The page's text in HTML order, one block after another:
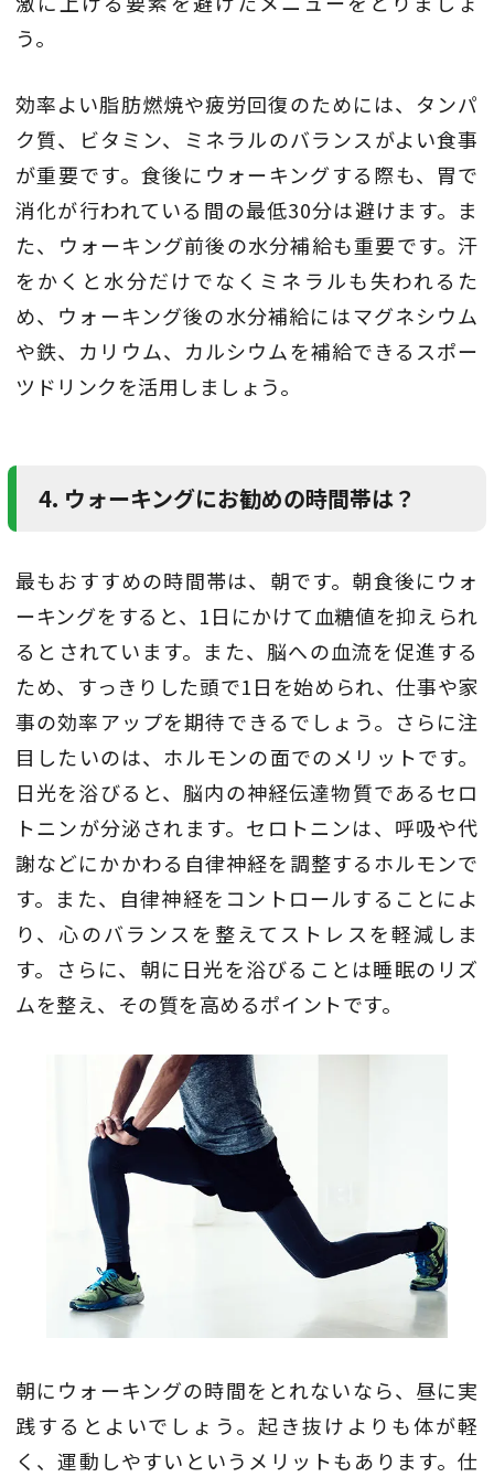
う。
効率よい脂肪燃焼や疲労回復のためには、タンパ
ク質、ビタミン、ミネラルのバランスがよい食事
が重要です。食後にウォーキングする際も、胃で
消化が行われている間の最低30分は避けます。ま
た、ウォーキング前後の水分補給も重要です。汗
をかくと水分だけでなくミネラルも失われるた
め、ウォーキング後の水分補給にはマグネシウム
や鉄、カリウム、カルシウムを補給できるスポー
ツドリンクを活用しましょう。
4. ウォーキングにお勧めの時間帯は？
最もおすすめの時間帯は、朝です。朝食後にウォ
ーキングをすると、1日にかけて血糖値を抑えられ
るとされています。また、脳への血流を促進する
ため、すっきりした頭で1日を始められ、仕事や家
事の効率アップを期待できるでしょう。さらに注
目したいのは、ホルモンの面でのメリットです。
日光を浴びると、脳内の神経伝達物質であるセロ
トニンが分泌されます。セロトニンは、呼吸や代
謝などにかかわる自律神経を調整するホルモンで
す。また、自律神経をコントロールすることによ
り、心のバランスを整えてストレスを軽減しま
す。さらに、朝に日光を浴びることは睡眠のリズ
ムを整え、その質を高めるポイントです。
朝にウォーキングの時間をとれないなら、昼に実
践するとよいでしょう。起き抜けよりも体が軽
く、運動しやすいというメリットもあります。仕